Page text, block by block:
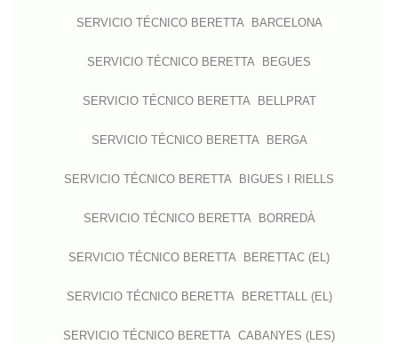
SERVICIO TÉCNICO BERETTA BARCELONA
SERVICIO TÉCNICO BERETTA BEGUES
SERVICIO TÉCNICO BERETTA BELLPRAT
SERVICIO TÉCNICO BERETTA BERGA
SERVICIO TÉCNICO BERETTA BIGUES I RIELLS
SERVICIO TÉCNICO BERETTA BORREDÀ
SERVICIO TÉCNICO BERETTA BERETTAC (EL)
SERVICIO TÉCNICO BERETTA BERETTALL (EL)
SERVICIO TÉCNICO BERETTA CABANYES (LES)